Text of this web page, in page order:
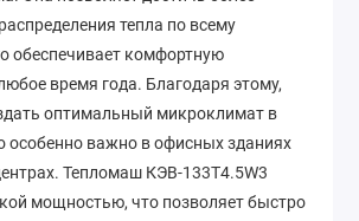
тепла по всему
обеспечивает комфортную
время года. Благодаря этому,
оптимальный микроклимат в
особенно важно в офисных зданиях
Тепломаш КЭВ-133Т4.5W3
мощностью, что позволяет быстро